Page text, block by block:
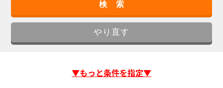
▼もっと条件を指定▼